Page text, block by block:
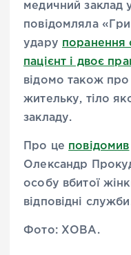
медичний заклад
повідомляла
удару поранення
пацієнт і двоє
відомо також про
жительку, тіло
закладу.
Про це повідомив
Олександр
особу вбитої
відповідні
Фото: ХОВА.